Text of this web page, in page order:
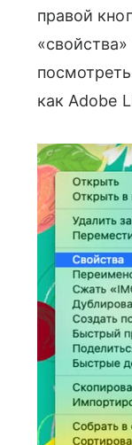
правой
как Adobe